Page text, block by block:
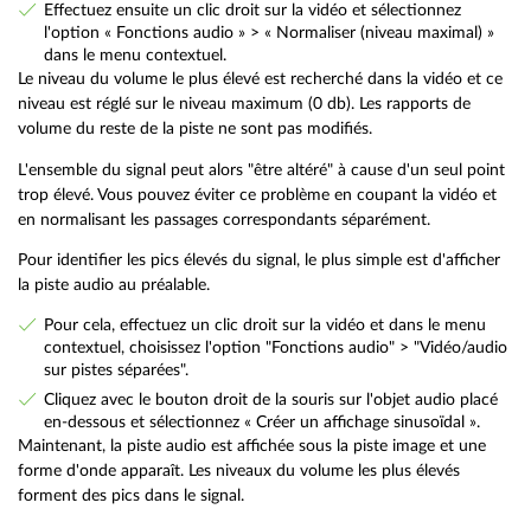
Effectuez ensuite un clic droit sur la vidéo et sélectionnez
l'option « Fonctions audio » > « Normaliser (niveau maximal) »
dans le menu contextuel.
Le niveau du volume le plus élevé est recherché dans la vidéo et ce
niveau est réglé sur le niveau maximum (0 db). Les rapports de
volume du reste de la piste ne sont pas modifiés.
L'ensemble du signal peut alors "être altéré" à cause d'un seul point
trop élevé. Vous pouvez éviter ce problème en coupant la vidéo et
en normalisant les passages correspondants séparément.
Pour identifier les pics élevés du signal, le plus simple est d'afficher
la piste audio au préalable.
Pour cela, effectuez un clic droit sur la vidéo et dans le menu
contextuel, choisissez l'option "Fonctions audio" > "Vidéo/audio
sur pistes séparées".
Cliquez avec le bouton droit de la souris sur l'objet audio placé
en-dessous et sélectionnez « Créer un affichage sinusoïdal ».
Maintenant, la piste audio est affichée sous la piste image et une
forme d'onde apparaît. Les niveaux du volume les plus élevés
forment des pics dans le signal.